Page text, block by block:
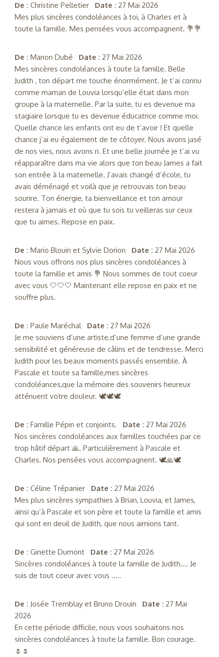
De : Christine Pelletier Date : 27 Mai 2026
Mes plus sincères condoléances à toi, à Charles et à
toute la famille. Mes pensées vous accompagnent. 💐💐
De : Manon Dubé Date : 27 Mai 2026
Mes sincères condoléances à toute la famille. Belle
Judith , ton départ me touche énormément. Je t’ai connu
comme maman de Louvia lorsqu’elle était dans mon
groupe à la maternelle. Par la suite, tu es devenue ma
stagiaire lorsque tu es devenue éducatrice comme moi.
Quelle chance les enfants ont eu de t’avoir ! Et quelle
chance j’ai eu également de te côtoyer. Nous avons jasé
de nos vies, nous avons ri. Et une belle journée je t’ai vu
réapparaître dans ma vie alors que ton beau James a fait
son entrée à la maternelle. J’avais changé d’école, tu
avais déménagé et voilà que je retrouvais ton beau
sourire. Ton énergie, ta bienveillance et ton amour
restera à jamais et où que tu sois tu veilleras sur ceux
que tu aimes. Repose en paix.
De : Mario Blouin et Sylvie Dorion Date : 27 Mai 2026
Nous vous offrons nos plus sincères condoléances à
toute la famille et amis 💐 Nous sommes de tout coeur
avec vous 🤍🤍🤍 Maintenant elle repose en paix et ne
souffre plus.
De : Paule Maréchal Date : 27 Mai 2026
Je me souviens d’une artiste,d’une femme d’une grande
sensibilité et généreuse de câlins et de tendresse. Merci
Judith pour les beaux moments passés ensemble. À
Pascale et toute sa famille,mes sincères
condoléances,que la mémoire des souvenirs heureux
atténuent votre douleur. 🕊️🕊️🕊️
De : Famille Pépin et conjoints. Date : 27 Mai 2026
Nos sincères condoléances aux familles touchées par ce
trop hâtif départ 🙏. Particulièrement à Pascale et
Charles. Nos pensées vous accompagnent. 🕊🙏🕊
De : Céline Trépanier Date : 27 Mai 2026
Mes plus sincères sympathies à Brian, Louvia, et James,
ainsi qu’à Pascale et son père et toute la famille et amis
qui sont en deuil de Judith, que nous aimions tant.
De : Ginette Dumont Date : 27 Mai 2026
Sincères condoléances à toute la famille de Judith.... Je
suis de tout coeur avec vous .....
De : Josée Tremblay et Bruno Drouin Date : 27 Mai
2026
En cette période difficile, nous vous souhaitons nos
sincères condoléances à toute la famille. Bon courage.
🌷🌷